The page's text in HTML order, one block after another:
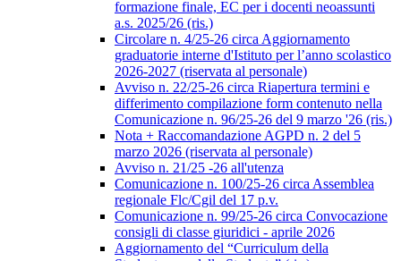
formazione finale, EC per i docenti neoassunti
a.s. 2025/26 (ris.)
Circolare n. 4/25-26 circa Aggiornamento
graduatorie interne d'Istituto per l’anno scolastico
2026-2027 (riservata al personale)
Avviso n. 22/25-26 circa Riapertura termini e
differimento compilazione form contenuto nella
Comunicazione n. 96/25-26 del 9 marzo '26 (ris.)
Nota + Raccomandazione AGPD n. 2 del 5
marzo 2026 (riservata al personale)
Avviso n. 21/25 -26 all'utenza
Comunicazione n. 100/25-26 circa Assemblea
regionale Flc/Cgil del 17 p.v.
Comunicazione n. 99/25-26 circa Convocazione
consigli di classe giuridici - aprile 2026
Aggiornamento del “Curriculum della